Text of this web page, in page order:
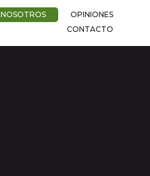
NOSOTROS
OPINIONES
CONTACTO